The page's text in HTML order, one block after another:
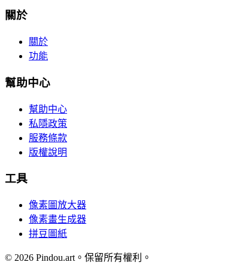
關於
關於
功能
幫助中心
幫助中心
私隱政策
服務條款
版權說明
工具
像素圖放大器
像素畫生成器
拼豆圖紙
© 2026 Pindou.art。保留所有權利。